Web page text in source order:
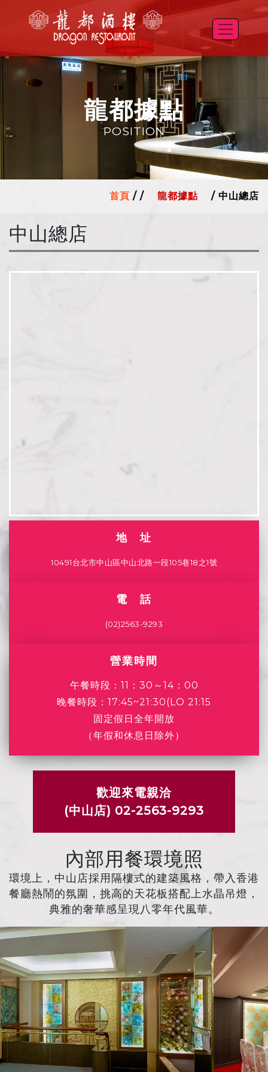
龍都據點
POSITION
首頁 / / 龍都據點 / 中山總店
中山總店
地 址
10491台北市中山區中山北路一段105巷18之1號
電 話
(02)2563-9293
營業時間
午餐時段：11：30～14：00
晚餐時段：17:45~21:30(LO 21:15
固定假日全年開放
（年假和休息日除外）
歡迎來電親洽
(中山店) 02-2563-9293
內部用餐環境照
環境上，中山店採用隔樓式的建築風格，帶入香港
餐廳熱鬧的氛圍，挑高的天花板搭配上水晶吊燈，
典雅的奢華感呈現八零年代風華。